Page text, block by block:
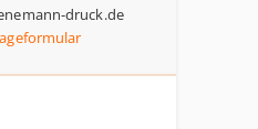
druck.de